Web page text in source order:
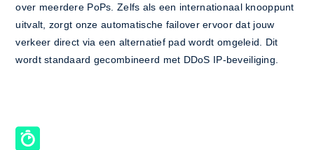
over meerdere PoPs. Zelfs als een internationaal knooppunt
uitvalt, zorgt onze automatische failover ervoor dat jouw
verkeer direct via een alternatief pad wordt omgeleid. Dit
wordt standaard gecombineerd met DDoS IP-beveiliging.